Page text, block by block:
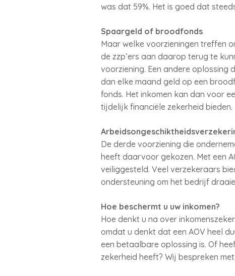
was dat 59%. Het is goed dat
Spaargeld of broodfonds
Maar welke voorzieningen treffen
de zzp’ers aan daarop terug te
voorziening. Een andere oplossing
dan elke maand geld op een
fonds. Het inkomen kan dan voor
tijdelijk financiële zekerheid bieden.
De derde voorziening die
heeft daarvoor gekozen. Met een
veiliggesteld. Veel verzekeraars
ondersteuning om het bedrijf
Hoe beschermt u uw inkomen?
Hoe denkt u na over
omdat u denkt dat een AOV heel
een betaalbare oplossing is. Of
zekerheid heeft? Wij bespreken